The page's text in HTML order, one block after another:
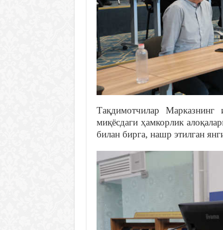
Тақдимотчилар
миқёсдаги ҳамкорлик
билан бирга, нашр этилган